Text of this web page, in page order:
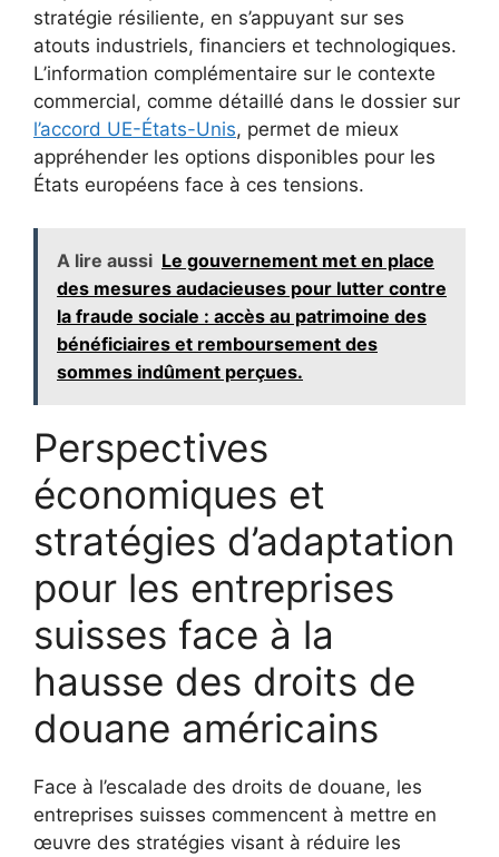
stratégie résiliente, en s’appuyant sur ses
atouts industriels, financiers et technologiques.
L’information complémentaire sur le contexte
commercial, comme détaillé dans le dossier sur
l’accord UE-États-Unis, permet de mieux
appréhender les options disponibles pour les
États européens face à ces tensions.
A lire aussi Le gouvernement met en place
des mesures audacieuses pour lutter contre
la fraude sociale : accès au patrimoine des
bénéficiaires et remboursement des
sommes indûment perçues.
Perspectives
économiques et
stratégies d’adaptation
pour les entreprises
suisses face à la
hausse des droits de
douane américains
Face à l’escalade des droits de douane, les
entreprises suisses commencent à mettre en
œuvre des stratégies visant à réduire les